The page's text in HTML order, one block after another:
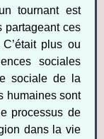
tournant est
partageant ces
plus ou
sociales
sociale de la
humaines sont
processus de
dans la vie